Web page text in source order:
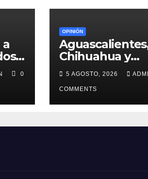
0
OPINIÓN
Chihuahua y
Querétaro en la
mira de
5 AGOSTO, 2026
COMMENTS